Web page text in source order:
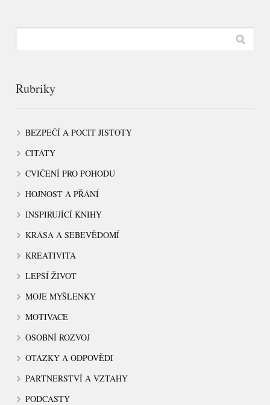
Rubriky
BEZPEČÍ A POCIT JISTOTY
CITÁTY
CVIČENÍ PRO POHODU
HOJNOST A PŘÁNÍ
INSPIRUJÍCÍ KNIHY
KRÁSA A SEBEVĚDOMÍ
KREATIVITA
LEPŠÍ ŽIVOT
MOJE MYŠLENKY
MOTIVACE
OSOBNÍ ROZVOJ
OTÁZKY A ODPOVĚDI
PARTNERSTVÍ A VZTAHY
PODCASTY